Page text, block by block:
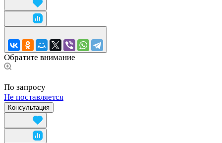
Обратите внимание
По запросу
Не поставляется
Консультация